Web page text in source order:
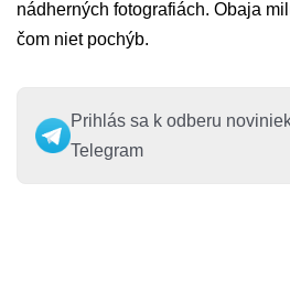
nádherných fotografiách. Obaja
čom niet pochýb.
Prihlás sa k odberu
Telegram